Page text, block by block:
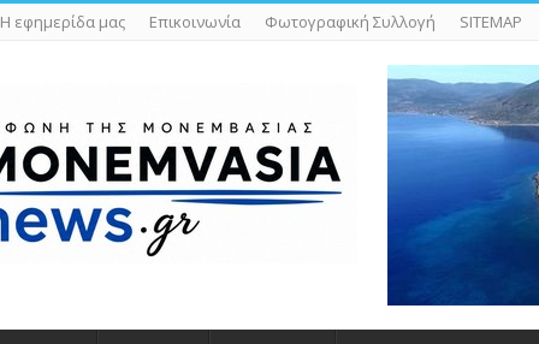
Η εφημερίδα μας Επικοινωνία Φωτογραφική Συλλογή SITEMAP